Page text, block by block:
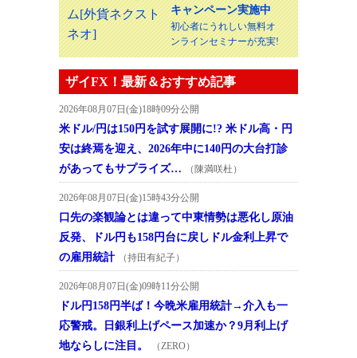
キャンペーン実施中
初心者にうれしい無料オ
ンラインセミナーが充実!
ザイFX！最新＆おすすめ記事
2026年08月07日(金)18時09分公開
米ドル/円は150円を試す展開に!? 米ドル高・円
安は終焉を迎え、2026年中に140円の大台打診
があってもサプライズ…
（陳満咲杜）
2026年08月07日(金)15時43分公開
口先の楽観論とは違って中東情勢は悪化し原油
反発、ドル円も158円台に戻しドル金利上昇で
の雇用統計
（持田有紀子）
2026年08月07日(金)09時11分公開
ドル円158円半ば！今晩米雇用統計→介入も一
応警戒。日銀利上げペース加速か？9月利上げ
地ならしに注目。
（ZERO）